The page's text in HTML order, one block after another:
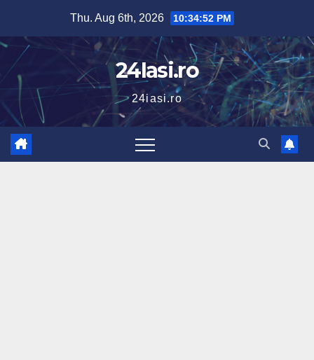
content
Thu. Aug 6th, 2026 10:34:53 PM
24Iasi.ro
24iasi.ro